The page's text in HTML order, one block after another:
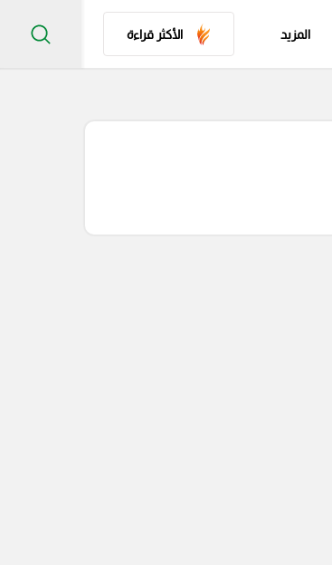
المزيد الأكثر قراءة